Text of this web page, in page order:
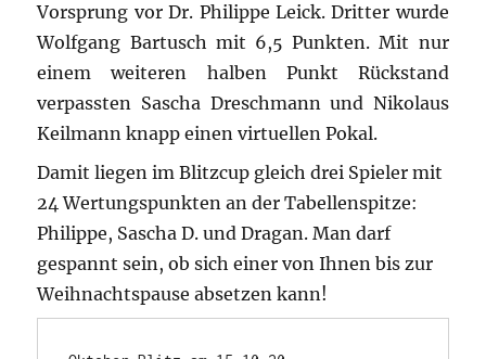
Vorsprung vor Dr. Philippe Leick. Dritter wurde
Wolfgang Bartusch mit 6,5 Punkten. Mit nur
einem weiteren halben Punkt Rückstand
verpassten Sascha Dreschmann und Nikolaus
Keilmann knapp einen virtuellen Pokal.
Damit liegen im Blitzcup gleich drei Spieler mit
24 Wertungspunkten an der Tabellenspitze:
Philippe, Sascha D. und Dragan. Man darf
gespannt sein, ob sich einer von Ihnen bis zur
Weihnachtspause absetzen kann!